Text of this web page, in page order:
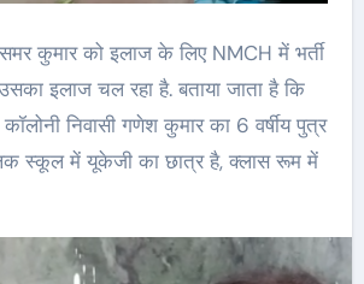
कुमार को इलाज के लिए NMCH में भर्ती
इलाज चल रहा है. बताया जाता है कि
निवासी गणेश कुमार का 6 वर्षीय पुत्र
स्कूल में यूकेजी का छात्र है, क्लास रूम में